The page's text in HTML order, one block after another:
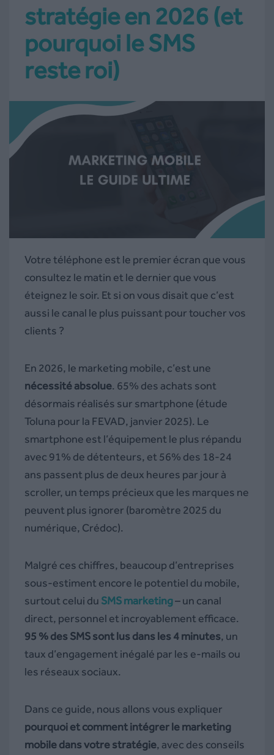
stratégie en 2026 (et
pourquoi le SMS
reste roi)
Votre téléphone est le premier écran que vous
consultez le matin et le dernier que vous
éteignez le soir. Et si on vous disait que c’est
aussi le canal le plus puissant pour toucher vos
clients ?
En 2026, le marketing mobile, c’est une
nécessité absolue. 65% des achats sont
désormais réalisés sur smartphone (étude
Toluna pour la FEVAD, janvier 2025). Le
smartphone est l’équipement le plus répandu
avec 91% de détenteurs, et 56% des 18-24
ans passent plus de deux heures par jour à
scroller, un temps précieux que les marques ne
peuvent plus ignorer (baromètre 2025 du
numérique, Crédoc).
Malgré ces chiffres, beaucoup d’entreprises
sous-estiment encore le potentiel du mobile,
surtout celui du SMS marketing– un canal
direct, personnel et incroyablement efficace.
95 % des SMS sont lus dans les 4 minutes, un
taux d’engagement inégalé par les e-mails ou
les réseaux sociaux.
Dans ce guide, nous allons vous expliquer
pourquoi et comment intégrer le marketing
mobile dans votre stratégie, avec des conseils